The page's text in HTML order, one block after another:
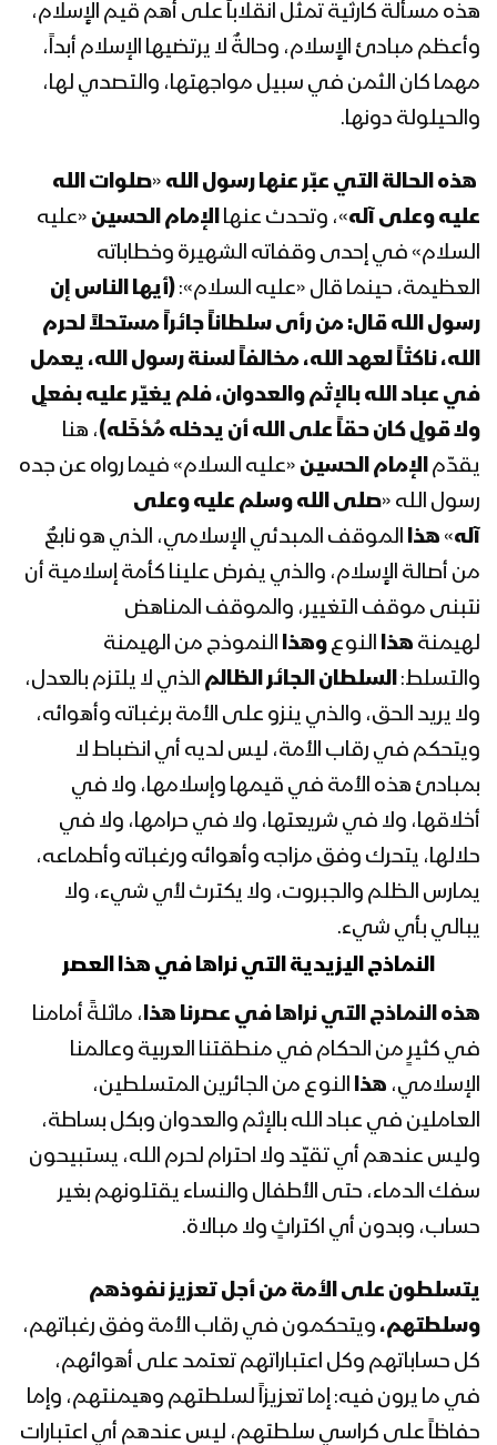
الحديدة – مقابلات مع المجاهدين في
ذكرى إستشهاد الإمام الحسين عليه السلام
بمديرية حيس
1442هـ
“موقع الإمام الحسين” من القول السديد –
1442هـ
كلمة قائد الثورة السيد عبدالملك بدرالدين
الحوثي في ذكرى استشهاد الإمام الحسين
عليه السلام 1442هـ
مونتاج نشيد لبيك يا حسين | فرقة أنصار الله
– 1442هـ
(هيهات منا الذلة) من القول السديد –
1442 هـ
موقع الإمام الحسين في القرآن – القول
السديد 1442 هـ
(ولا الحياة مع الظالمين إلا برما) من القول
السديد – 1442 هـ
نشيد سيدي ياحسين | فرقة أنصار الله –
1441هـ
تعز – مقابلات المجاهدين في جبهة
الجحملية بمناسبة عاشوراء
تعز – رسائل المجاهدين في الوازعية
بمناسبة ذكرى عاشوراء
ذكرى عاشوراء
خطاب قائد الثورة السيد عبدالملك
بدرالدين الحوثي في ذكرى عاشوراء
هذه مسألة كارثية تمثل انقلاباً على أهم قيم الإٍسلام،
وأعظم مبادئ الإٍسلام، وحالةٌ لا يرتضيها الإسلام أبداً،
مهما كان الثمن في سبيل مواجهتها، والتصدي لها،
والحيلولة دونها.
هذه الحالة التي عبّر عنها رسول الله «صلوات الله
عليه وعلى آله»، وتحدث عنها الإمام الحسين «عليه
السلام» في إحدى وقفاته الشهيرة وخطاباته
العظيمة، حينما قال «عليه السلام»: (أيها الناس إن
رسول الله قال: من رأى سلطاناً جائراً مستحلاً لحرم
الله، ناكثاً لعهد الله، مخالفاً لسنة رسول الله، يعمل
في عباد الله بالإثم والعدوان، فلم يغيّر عليه بفعلٍ
ولا قولٍ كان حقاً على الله أن يدخله مُدْخَله)، هنا
يقدّم الإمام الحسين «عليه السلام» فيما رواه عن جده
رسول الله «صلى الله وسلم عليه وعلى
آله» هذا الموقف المبدئي الإسلامي، الذي هو نابعٌ
من أصالة الإٍسلام، والذي يفرض علينا كأمة إسلامية أن
نتبنى موقف التغيير، والموقف المناهض
لهيمنة هذا النوع وهذا النموذج من الهيمنة
والتسلط: السلطان الجائر الظالم الذي لا يلتزم بالعدل،
ولا يريد الحق، والذي ينزو على الأمة برغباته وأهوائه،
ويتحكم في رقاب الأمة، ليس لديه أي انضباط لا
بمبادئ هذه الأمة في قيمها وإسلامها، ولا في
أخلاقها، ولا في شريعتها، ولا في حرامها، ولا في
حلالها، يتحرك وفق مزاجه وأهوائه ورغباته وأطماعه،
يمارس الظلم والجبروت، ولا يكترث لأي شيء، ولا
يبالي بأي شيء.
النماذج اليزيدية التي نراها في هذا العصر
هذه النماذج التي نراها في عصرنا هذا ، ماثلةً أمامنا
في كثيرٍ من الحكام في منطقتنا العربية وعالمنا
الإسلامي، هذا
النوع من الجائرين المتسلطين،
العاملين في عباد الله بالإثم والعدوان وبكل بساطة،
وليس عندهم أي تقيّد ولا احترام لحرم الله، يستبيحون
سفك الدماء، حتى الأطفال والنساء يقتلونهم بغير
حساب، وبدون أي اكتراثٍ ولا مبالاة.
يتسلطون على الأمة من أجل تعزيز نفوذهم
وسلطتهم، ويتحكمون في رقاب الأمة وفق رغباتهم،
كل حساباتهم وكل اعتباراتهم تعتمد على أهوائهم،
في ما يرون فيه: إما تعزيزاً لسلطتهم وهيمنتهم، وإما
حفاظاً على كراسي سلطتهم، ليس عندهم أي اعتبارات